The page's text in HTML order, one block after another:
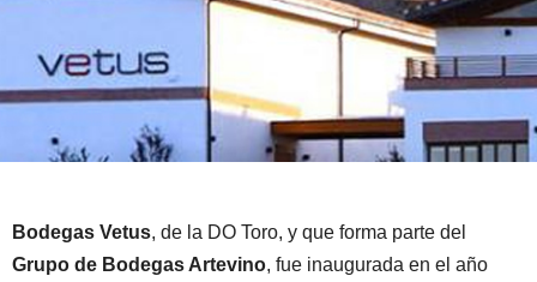
Bodegas Vetus, de la DO Toro, y que forma parte del
Grupo de Bodegas Artevino, fue inaugurada en el año